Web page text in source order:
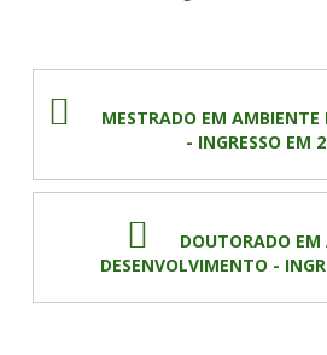
Cursos de Idiomas
Univates & Você - Comunidade
MESTRADO EM AMBIENTE
- INGRESSO EM
DOUTORADO EM
DESENVOLVIMENTO -